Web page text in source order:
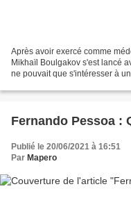
Après avoir exercé comme
Mikhaïl Boulgakov s'est lancé
ne pouvait que s'intéresser à
Fernando Pessoa :
Publié le 20/06/2021 à 16:51
Par Mapero